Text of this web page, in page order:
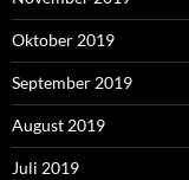
Oktober 2019
September 2019
August 2019
Juli 2019